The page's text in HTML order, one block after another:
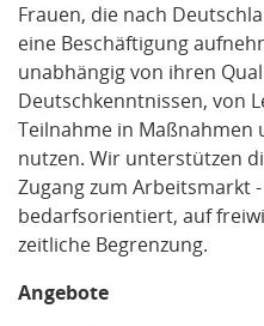
Frauen, die nach
eine Beschäftigung
unabhängig von ihren
Deutschkenntnissen, von
Teilnahme in Maßnahmen
nutzen. Wir unterstützen
Zugang zum Arbeitsmarkt
bedarfsorientiert, auf
zeitliche Begrenzung.
Angebote